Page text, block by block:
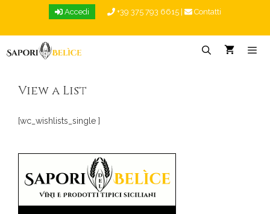
Accedi +39 375 793 6615 Contatti
View a List
[wc_wishlists_single ]